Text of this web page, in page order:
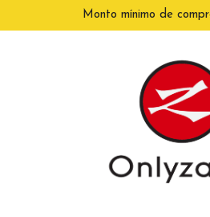
Monto mínimo de